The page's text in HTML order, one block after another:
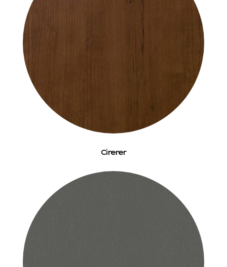
Cirerer